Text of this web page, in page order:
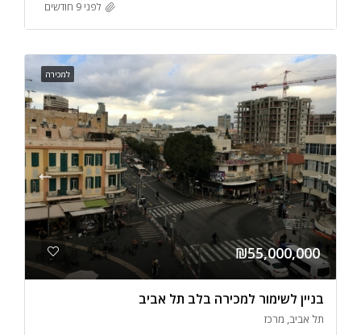
לפני 9 חודשים
למכירה
₪55,000,000
בניין לשימור למכירה בלב תל אביב
תל אביב, מרכז